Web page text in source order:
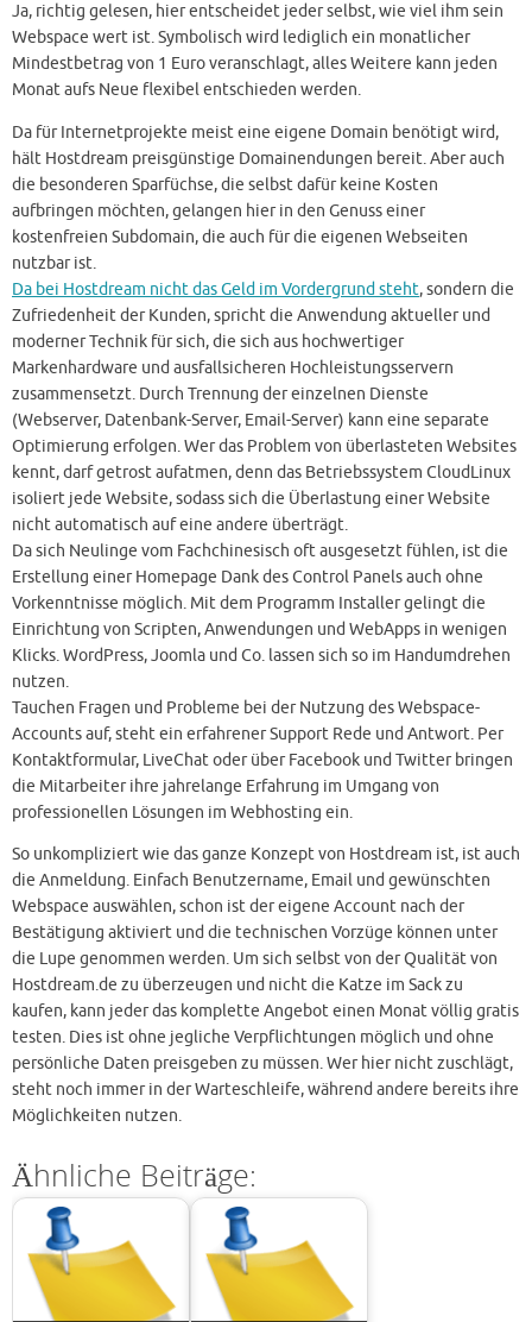
Ja, richtig gelesen, hier entscheidet jeder selbst, wie viel ihm sein
Webspace wert ist. Symbolisch wird lediglich ein monatlicher
Mindestbetrag von 1 Euro veranschlagt, alles Weitere kann jeden
Monat aufs Neue flexibel entschieden werden.
Da für Internetprojekte meist eine eigene Domain benötigt wird,
hält Hostdream preisgünstige Domainendungen bereit. Aber auch
die besonderen Sparfüchse, die selbst dafür keine Kosten
aufbringen möchten, gelangen hier in den Genuss einer
kostenfreien Subdomain, die auch für die eigenen Webseiten
nutzbar ist.
Da bei Hostdream nicht das Geld im Vordergrund steht, sondern die
Zufriedenheit der Kunden, spricht die Anwendung aktueller und
moderner Technik für sich, die sich aus hochwertiger
Markenhardware und ausfallsicheren Hochleistungsservern
zusammensetzt. Durch Trennung der einzelnen Dienste
(Webserver, Datenbank-Server, Email-Server) kann eine separate
Optimierung erfolgen. Wer das Problem von überlasteten Websites
kennt, darf getrost aufatmen, denn das Betriebssystem CloudLinux
isoliert jede Website, sodass sich die Überlastung einer Website
nicht automatisch auf eine andere überträgt.
Da sich Neulinge vom Fachchinesisch oft ausgesetzt fühlen, ist die
Erstellung einer Homepage Dank des Control Panels auch ohne
Vorkenntnisse möglich. Mit dem Programm Installer gelingt die
Einrichtung von Scripten, Anwendungen und WebApps in wenigen
Klicks. WordPress, Joomla und Co. lassen sich so im Handumdrehen
nutzen.
Tauchen Fragen und Probleme bei der Nutzung des Webspace-
Accounts auf, steht ein erfahrener Support Rede und Antwort. Per
Kontaktformular, LiveChat oder über Facebook und Twitter bringen
die Mitarbeiter ihre jahrelange Erfahrung im Umgang von
professionellen Lösungen im Webhosting ein.
So unkompliziert wie das ganze Konzept von Hostdream ist, ist auch
die Anmeldung. Einfach Benutzername, Email und gewünschten
Webspace auswählen, schon ist der eigene Account nach der
Bestätigung aktiviert und die technischen Vorzüge können unter
die Lupe genommen werden. Um sich selbst von der Qualität von
Hostdream.de zu überzeugen und nicht die Katze im Sack zu
kaufen, kann jeder das komplette Angebot einen Monat völlig gratis
testen. Dies ist ohne jegliche Verpflichtungen möglich und ohne
persönliche Daten preisgeben zu müssen. Wer hier nicht zuschlägt,
steht noch immer in der Warteschleife, während andere bereits ihre
Möglichkeiten nutzen.
Ähnliche Beiträge: